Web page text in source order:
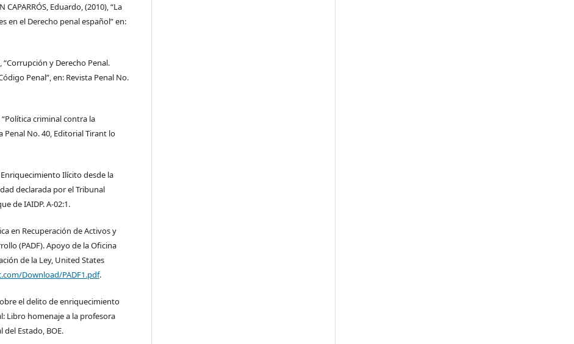
CAPARRÓS, Eduardo, (2010), “La
en el Derecho penal español” en:
“Corrupción y Derecho Penal.
Penal”, en: Revista Penal No.
“Política criminal contra la
Penal No. 40, Editorial Tirant lo
Enriquecimiento Ilícito desde la
declarada por el Tribunal
de IAIDP. A-02:1.
en Recuperación de Activos y
(PADF). Apoyo de la Oficina
de la Ley, United States
Download/PADF1.pdf.
el delito de enriquecimiento
Libro homenaje a la profesora
Estado, BOE.